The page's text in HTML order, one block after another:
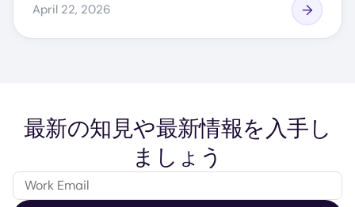
April 22, 2026
最新の知見や最新情報を入手し
ましょう